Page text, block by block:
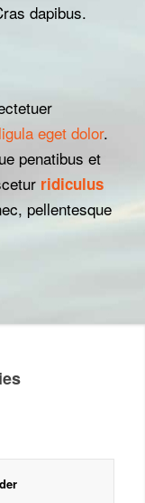
dapibus.
eget dolor.
penatibus et
ridiculus
pellentesque